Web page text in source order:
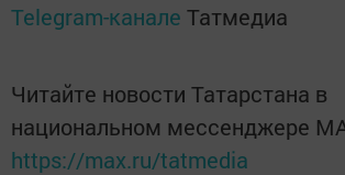
Telegram-канале Татмедиа
Читайте новости Татарстана в
национальном мессенджере
https://max.ru/tatmedia